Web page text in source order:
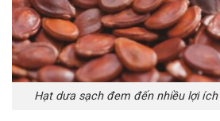
Hạt dưa sạch đem đến nhiều lợi